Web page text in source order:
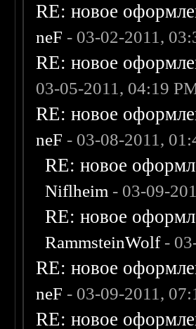
RE: новое
neF - 03-02-2011,
RE: новое
03-05-2011, 04:19
RE: новое
neF - 03-08-2011,
RE: новое
Niflheim - 03-09-
RE: новое
RammsteinWolf-
RE: новое
neF - 03-09-2011,
RE: новое